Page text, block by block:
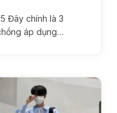
Đây chính là 3
áp dụng…